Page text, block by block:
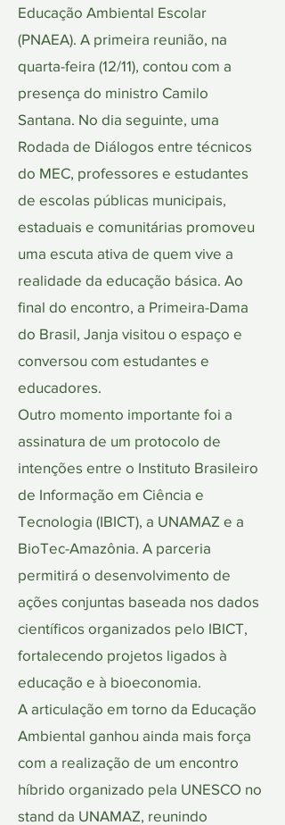
Educação Ambiental Escolar
(PNAEA). A primeira reunião, na
quarta-feira (12/11), contou com a
presença do ministro Camilo
Santana. No dia seguinte, uma
Rodada de Diálogos entre técnicos
do MEC, professores e estudantes
de escolas públicas municipais,
estaduais e comunitárias promoveu
uma escuta ativa de quem vive a
realidade da educação básica. Ao
final do encontro, a Primeira-Dama
do Brasil, Janja visitou o espaço e
conversou com estudantes e
educadores.
Outro momento importante foi a
assinatura de um protocolo de
intenções entre o Instituto Brasileiro
de Informação em Ciência e
Tecnologia (IBICT), a UNAMAZ e a
BioTec-Amazônia. A parceria
permitirá o desenvolvimento de
ações conjuntas baseada nos dados
científicos organizados pelo IBICT,
fortalecendo projetos ligados à
educação e à bioeconomia.
A articulação em torno da Educação
Ambiental ganhou ainda mais força
com a realização de um encontro
híbrido organizado pela UNESCO no
stand da UNAMAZ, reunindo